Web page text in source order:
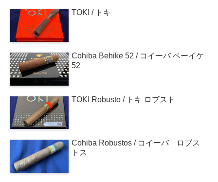
TOKI / トキ
Cohiba Behike 52 / コイーバ ベーイケ
52
TOKI Robusto / トキ ロブスト
Cohiba Robustos / コイーバ ロブス
トス